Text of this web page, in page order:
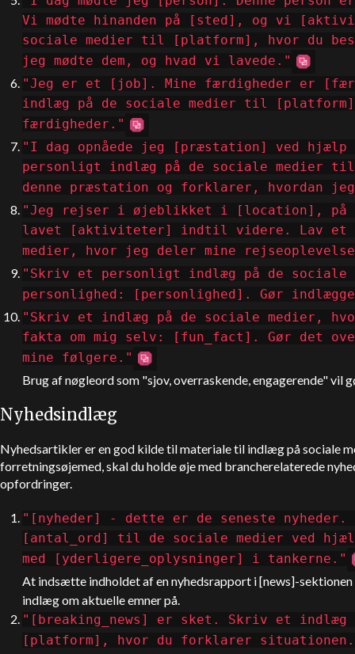
Vi mødte hinanden på [sted], og vi
sociale medier til [platform], hvor du
jeg mødte dem, og hvad vi lavede."
"Jeg er et [job]. Mine færdigheder er
indlæg på de sociale medier til [platform]
færdigheder."
"I dag opnåede jeg [præstation] ved
personligt indlæg på de sociale medier
denne præstation og forklarer, hvordan jeg
"Jeg rejser i øjeblikket i [location], på
lavet [aktiviteter] indtil videre. Lav et
medier, hvor jeg deler mine
"Skriv et personligt indlæg på de sociale
personlighed: [personlighed]. Gør
"Skriv et indlæg på de sociale medier,
fakta om mig selv: [fun_fact]. Gør det
mine følgere."
Brug af nøgleord som "sjov, overraskende, engagerende" vil
Nyhedsindlæg
Nyhedsartikler er en god kilde til materiale til indlæg på sociale
forretningsøjemed, skal du holde øje med brancherelaterede
opfordringer.
"[nyheder] - dette er de seneste nyheder.
[antal_ord] til de sociale medier ved
med [yderligere_oplysninger] i tankerne."
At indsætte indholdet af en nyhedsrapport i [news]-sektionen
indlæg om aktuelle emner på.
"[breaking_news] er sket. Skriv et
[platform], hvor du forklarer